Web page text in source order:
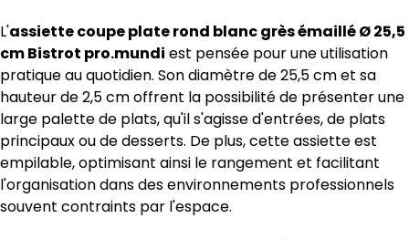
L'assiette coupe plate rond blanc grès émaillé Ø 25,5
cm Bistrot pro.mundi est pensée pour une utilisation
pratique au quotidien. Son diamètre de 25,5 cm et sa
hauteur de 2,5 cm offrent la possibilité de présenter une
large palette de plats, qu'il s'agisse d'entrées, de plats
principaux ou de desserts. De plus, cette assiette est
empilable, optimisant ainsi le rangement et facilitant
l'organisation dans des environnements professionnels
souvent contraints par l'espace.